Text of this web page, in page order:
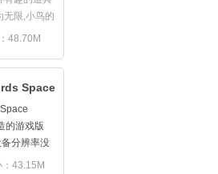
无限,小鸟的
Birds
方式降
！选择鸟
、胡须猪
形形色色
、越野赛
不断的挑
48.70M
Space
的游戏版
分辨率没
1280x800
：43.15M